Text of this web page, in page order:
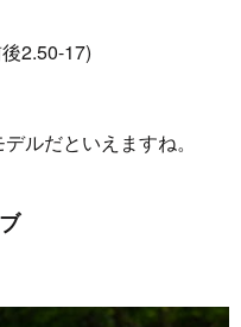
2.50-17)
ルだといえますね。